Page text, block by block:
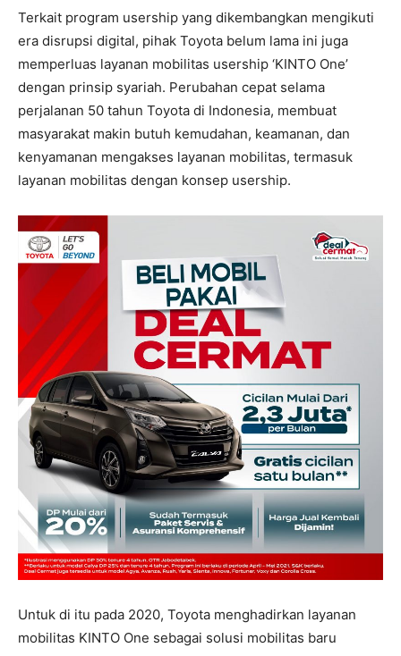
Terkait program usership yang dikembangkan mengikuti
era disrupsi digital, pihak Toyota belum lama ini juga
memperluas layanan mobilitas usership ‘KINTO One’
dengan prinsip syariah. Perubahan cepat selama
perjalanan 50 tahun Toyota di Indonesia, membuat
masyarakat makin butuh kemudahan, keamanan, dan
kenyamanan mengakses layanan mobilitas, termasuk
layanan mobilitas dengan konsep usership.
Untuk di itu pada 2020, Toyota menghadirkan layanan
mobilitas KINTO One sebagai solusi mobilitas baru